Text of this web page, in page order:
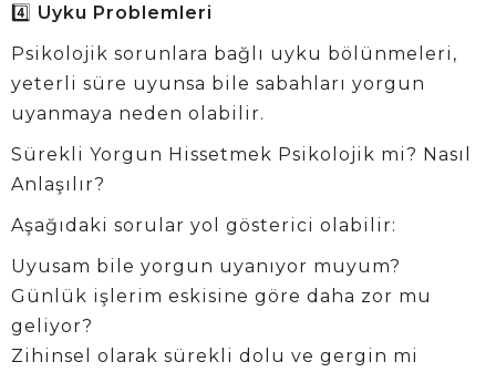
4️⃣ Uyku Problemleri
Psikolojik sorunlara bağlı uyku bölünmeleri,
yeterli süre uyunsa bile sabahları yorgun
uyanmaya neden olabilir.
Sürekli Yorgun Hissetmek Psikolojik mi? Nasıl
Anlaşılır?
Aşağıdaki sorular yol gösterici olabilir:
Uyusam bile yorgun uyanıyor muyum?
Günlük işlerim eskisine göre daha zor mu
geliyor?
Zihinsel olarak sürekli dolu ve gergin mi